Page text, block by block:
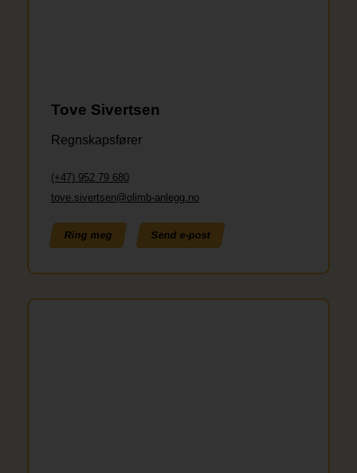
Tove Sivertsen
Regnskapsfører
(+47) 952 79 680
tove.sivertsen@olimb-anlegg.no
Ring meg Send e-post